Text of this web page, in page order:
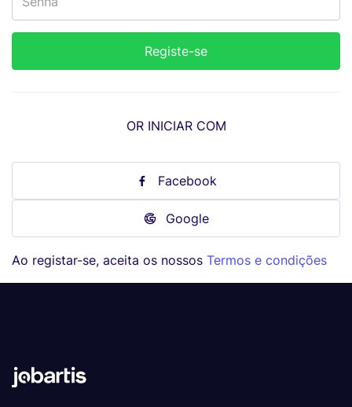
OR INICIAR COM
Facebook
Google
Ao registar-se, aceita os nossos Termos e condições